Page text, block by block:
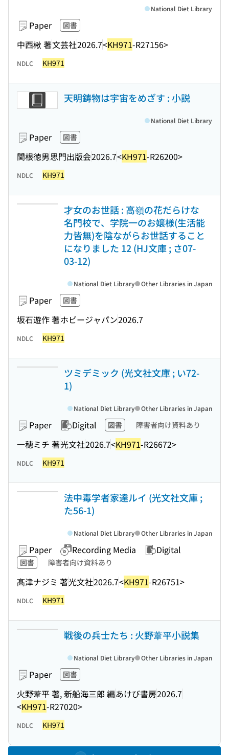
Paper 図書
中西楸 著文芸社2026.7<KH971-R27156>
National Diet Library
NDLC KH971
天明鋳物は宇宙をめざす : 小説
Paper 図書
関根徳男思門出版会2026.7<KH971-R26200>
National Diet Library
NDLC KH971
才女のお世話 : 高嶺の花だらけな
名門校で、学院一のお嬢様(生活能
力皆無)を陰ながらお世話すること
になりました 12 (HJ文庫 ; さ07-
03-12)
Paper 図書
坂石遊作 著ホビージャパン2026.7
National Diet Library Other Libraries in Japan
NDLC KH971
ツミデミック (光文社文庫 ; い72-
1)
Paper Digital 図書 障害者向け資料あり
一穂ミチ 著光文社2026.7<KH971-R26672>
National Diet Library Other Libraries in Japan
NDLC KH971
法中毒学者家達ルイ (光文社文庫 ;
た56-1)
Paper Recording Media Digital
図書 障害者向け資料あり
髙津ナジミ 著光文社2026.7<KH971-R26751>
National Diet Library Other Libraries in Japan
NDLC KH971
戦後の兵士たち : 火野葦平小説集
Paper 図書
火野葦平 著, 新船海三郎 編あけび書房2026.7
<KH971-R27020>
National Diet Library Other Libraries in Japan
NDLC KH971